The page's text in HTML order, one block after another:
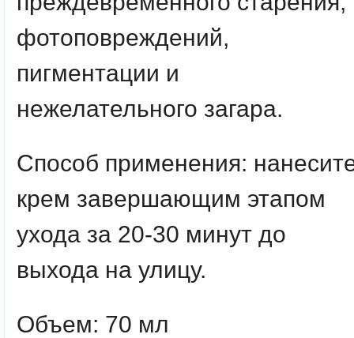
фотоповреждений,
пигментации и
нежелательного загара.
Способ применения:
крем завершающим этапом
ухода за 20-30 минут до
выхода на улицу.
Объем: 70 мл